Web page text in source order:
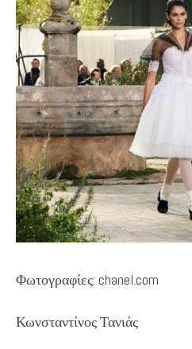
Φωτογραφίες: chanel.com
Κωνσταντίνος Τανιάς